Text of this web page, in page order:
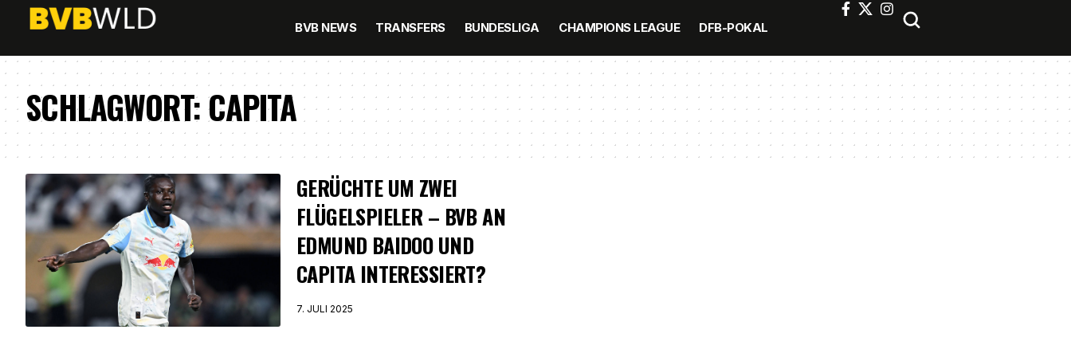
BVB NEWS TRANSFERS BUNDESLIGA CHAMPIONS LEAGUE DFB-POKAL
SCHLAGWORT:CAPITA
GERÜCHTE UM ZWEI
FLÜGELSPIELER – BVB AN
EDMUND BAIDOO UND
CAPITA INTERESSIERT?
7. JULI 2025